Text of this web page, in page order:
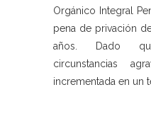
Orgánico Integral
pena de privación
años. Dado
circunstancias
incrementada en un